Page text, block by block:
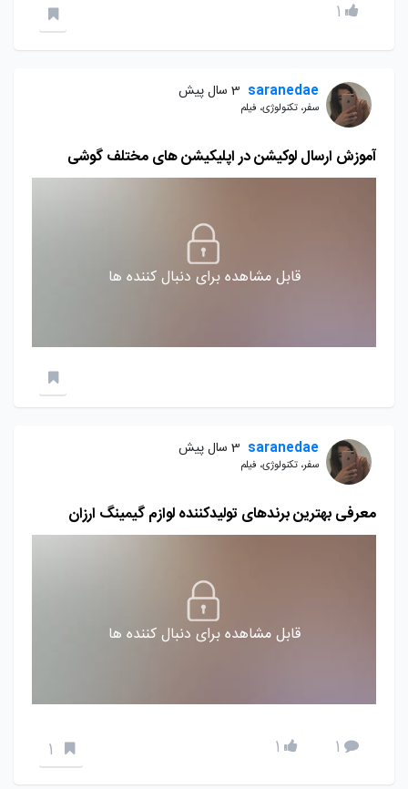
1
saranedae 3 سال پیش
سفر، تکنولوژی، فیلم
آموزش ارسال لوکیشن در اپلیکیشن های مختلف گوشی
قابل مشاهده برای دنبال کننده ها
saranedae 3 سال پیش
سفر، تکنولوژی، فیلم
معرفی بهترین برندهای تولیدکننده لوازم گیمینگ ارزان
قابل مشاهده برای دنبال کننده ها
1
1
1